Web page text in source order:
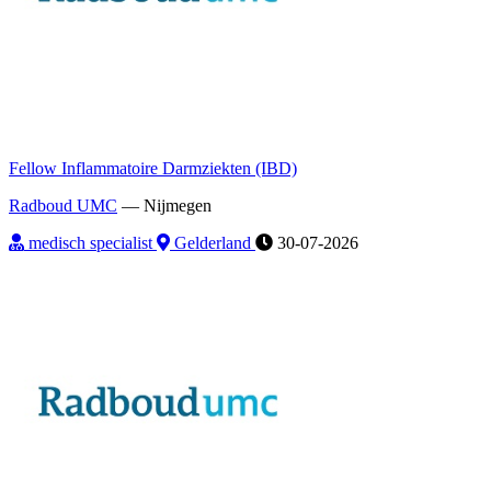
Fellow Inflammatoire Darmziekten (IBD)
Radboud UMC — Nijmegen
medisch specialist
Gelderland 30-07-2026